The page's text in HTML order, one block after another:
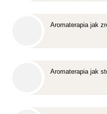
Aromaterapia jak
Aromaterapia jak